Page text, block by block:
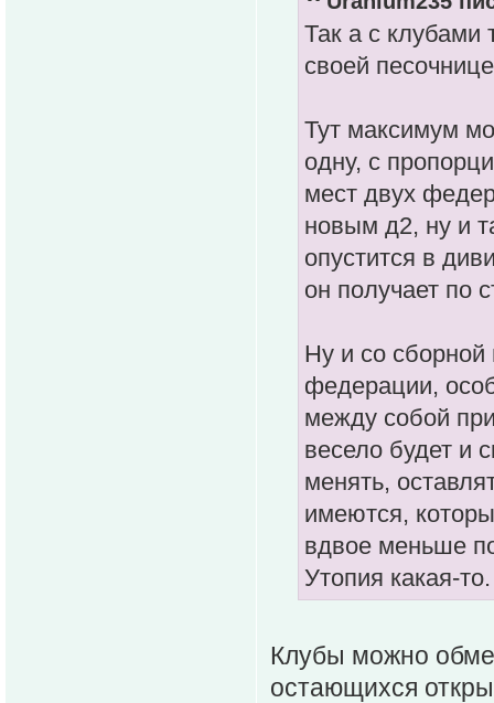
Так а с клубами
своей
Тут максимум
одну, с
мест двух
новым д2, ну и
опустится в
он получает по
Ну и со сборной
федерации,
между собой
весело будет и
менять,
имеются,
вдвое меньше
Утопия какая-то.
Клубы можно
остающихся